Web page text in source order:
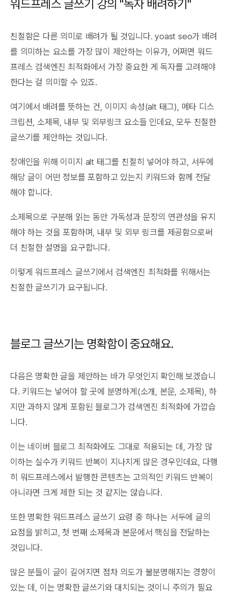
워드프레스 글쓰기 강의 "독자 배려하기"
친절함은 다른 의미로 배려가 될 것입니다. yoast seo가 배려
를 의미하는 요소를 가장 많이 제안하는 이유가, 어쩌면 워드
프레스 검색엔진 최적화에서 가장 중요한 게 독자를 고려해야
한다는 걸 의미할 수 있죠.
여기에서 배려를 뜻하는 건, 이미지 속성(alt 태그), 메타 디스
크립션, 소제목, 내부 및 외부링크 요소들 인데요, 모두 친절한
글쓰기를 제안하는 것입니다.
장애인을 위해 이미지 alt 태그를 친절히 넣어야 하고, 서두에
해당 글이 어떤 정보를 포함하고 있는지 키워드와 함께 전달
해야 합니다.
소제목으로 구분해 읽는 동안 가독성과 문장의 연관성을 유지
해야 하는 것을 포함하며, 내부 및 외부 링크를 제공함으로써
더 친절한 설명을 요구합니다.
이렇게 워드프레스 글쓰기에서 검색엔진 최적화를 위해서는
친절한 글쓰기가 요구됩니다.
블로그 글쓰기는 명확함이 중요해요.
다음은 명확한 글을 제안하는 바가 무엇인지 확인해 보겠습니
다. 키워드는 넣어야 할 곳에 분명하게(소개, 본문, 소제목), 하
지만 과하지 않게 포함된 블로그가 검색엔진 최적화에 가깝습
니다.
이는 네이버 블로그 최적화에도 그대로 적용되는 데, 가장 많
이하는 실수가 키워드 반복이 지나치게 많은 경우인데요, 다행
히 워드프레스에서 발행한 콘텐츠는 고의적인 키워드 반복이
아니라면 크게 제한 되는 것 같지는 않습니다.
또한 명확한 워드프레스 글쓰기 요령 중 하나는 서두에 글의
요점을 밝히고, 첫 번째 소제목과 본문에서 핵심을 전달하는
것입니다.
많은 분들이 글이 길어지면 점차 의도가 불분명해지는 경향이
있는 데, 이는 명확한 글쓰기와 대치되는 것이니 주의가 필요